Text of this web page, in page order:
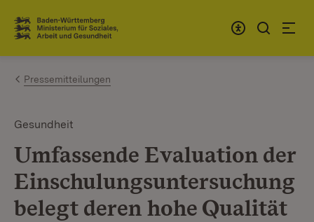
Zum Inhalt springen
Link zur Startseite
Pressemitteilungen
Gesundheit
Umfassende Evaluation der
Einschulungsuntersuchung
belegt deren hohe Qualität